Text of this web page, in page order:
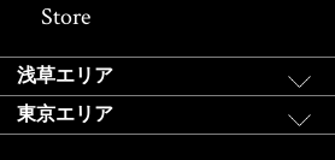
Store
浅草エリア
東京エリア